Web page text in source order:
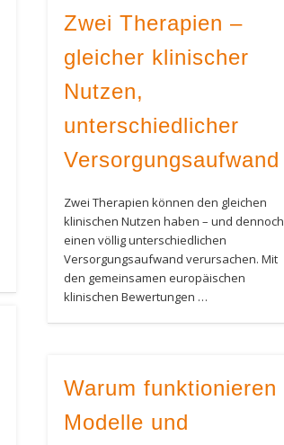
Zwei Therapien –
gleicher klinischer
Nutzen,
unterschiedlicher
Versorgungsaufwand
Zwei Therapien können den gleichen
klinischen Nutzen haben – und dennoch
einen völlig unterschiedlichen
Versorgungsaufwand verursachen. Mit
den gemeinsamen europäischen
klinischen Bewertungen …
Warum funktionieren
Modelle und